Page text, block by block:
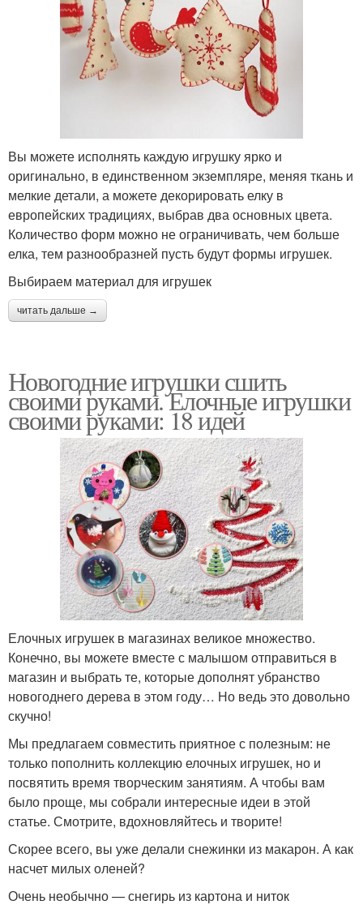
Вы можете исполнять каждую игрушку ярко и
оригинально, в единственном экземпляре, меняя ткань и
мелкие детали, а можете декорировать елку в
европейских традициях, выбрав два основных цвета.
Количество форм можно не ограничивать, чем больше
елка, тем разнообразней пусть будут формы игрушек.
Выбираем материал для игрушек
читать дальше →
Новогодние игрушки сшить
своими руками. Елочные игрушки
своими руками: 18 идей
Елочных игрушек в магазинах великое множество.
Конечно, вы можете вместе с малышом отправиться в
магазин и выбрать те, которые дополнят убранство
новогоднего дерева в этом году… Но ведь это довольно
скучно!
Мы предлагаем совместить приятное с полезным: не
только пополнить коллекцию елочных игрушек, но и
посвятить время творческим занятиям. А чтобы вам
было проще, мы собрали интересные идеи в этой
статье. Смотрите, вдохновляйтесь и творите!
Скорее всего, вы уже делали снежинки из макарон. А как
насчет милых оленей?
Очень необычно — снегирь из картона и ниток